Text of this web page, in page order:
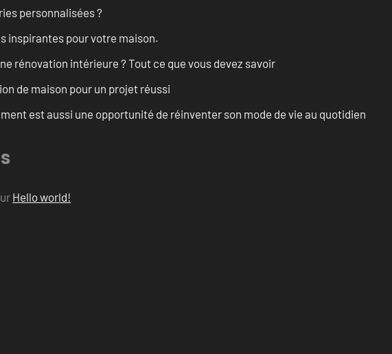
personnalisées ?
inspirantes pour votre maison.
rénovation intérieure ? Tout ce que vous devez savoir
de maison pour un projet réussi
est aussi une opportunité de réinventer son mode de vie au quotidien
Hello world!